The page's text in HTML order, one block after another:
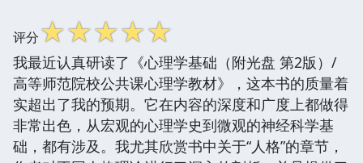
评分☆☆☆☆☆
我最近认真研读了《心理学基础（附光盘 第2版）/
高等师范院校公共课心理学教材》，这本书的质量着
实超出了我的预期。它在内容的深度和广度上都做得
非常出色，从宏观的心理学史到微观的神经科学基
础，都有涉及。我尤其欣赏书中关于“人格”的章节，